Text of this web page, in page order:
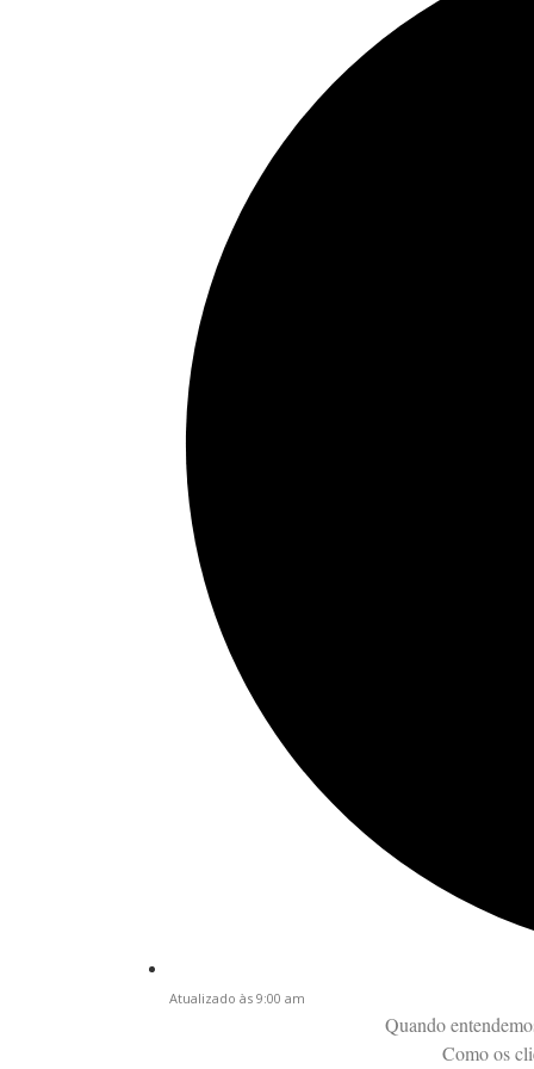
Atualizado às 9:00 am
Quando
Como os